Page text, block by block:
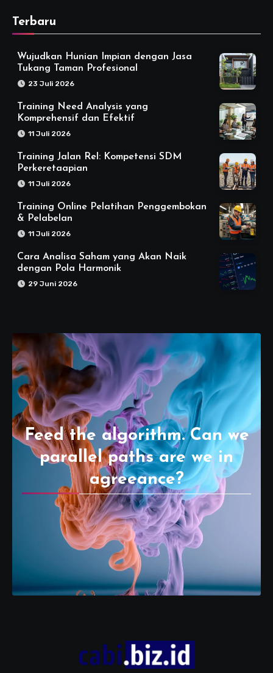
Terbaru
Wujudkan Hunian Impian dengan Jasa
Tukang Taman Profesional
23 Juli 2026
Training Need Analysis yang
Komprehensif dan Efektif
11 Juli 2026
Training Jalan Rel: Kompetensi SDM
Perkeretaapian
11 Juli 2026
Training Online Pelatihan Penggembokan
& Pelabelan
11 Juli 2026
Cara Analisa Saham yang Akan Naik
dengan Pola Harmonik
29 Juni 2026
Feed the algorithm. Can we
parallel paths are we in
agreeance?